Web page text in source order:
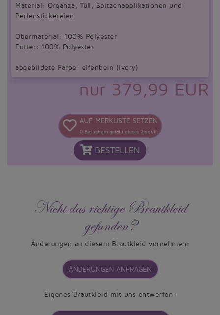
Material: Organza, Tüll, Spitzenapplikationen und
Perlenstickereien
Obermaterial: 100% Polyester
Futter: 100% Polyester
abgebildete Farbe: elfenbein (ivory)
nur 379,99 EUR
AUF MERKLISTE SETZEN
0 Besuchern gefällt dieses Produkt
BESTELLEN
Nicht das richtige Brautkleid
gefunden?
Änderungen an diesem Brautkleid vornehmen:
ÄNDERUNGEN ANFRAGEN
Eigenes Brautkleid mit uns entwerfen: